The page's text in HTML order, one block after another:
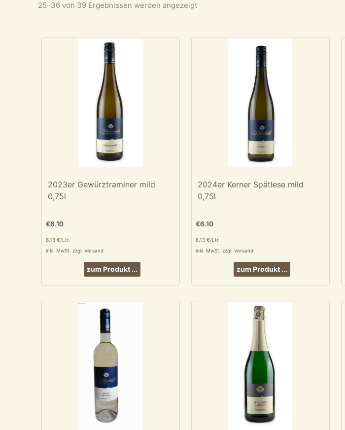
25–36 von 39 Ergebnissen werden angezeigt
8.13 €/Ltr.
inkl. MwSt. zzgl. Versand
2023er Gewürztraminer mild
0,75l
€6.10
zum Produkt ...
8.13 €/Ltr.
inkl. MwSt. zzgl. Versand
2024er Kerner Spätlese mild
0,75l
€6.10
zum Produkt ...